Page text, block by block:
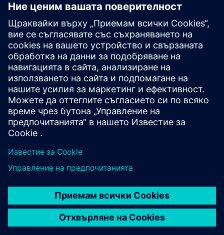
Digital Twin for parts
manufacturing
Simulate and validate machining processes digitally
to reduce risks, speed up production, and improve
machining efficiency.